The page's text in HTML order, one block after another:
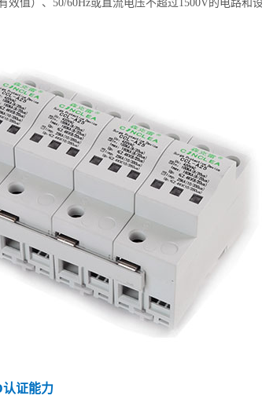
效值）、50/60Hz或直流电压不超过1500V的电路和设
认证能力